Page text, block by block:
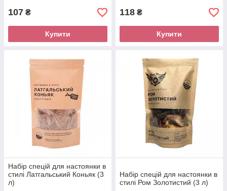
107 ₴
Купити
118 ₴
Купити
Набір спецій для настоянки в
стилі Латгальський Коньяк (3
л)
Набір спецій для настоянки в
стилі Ром Золотистий (3 л)